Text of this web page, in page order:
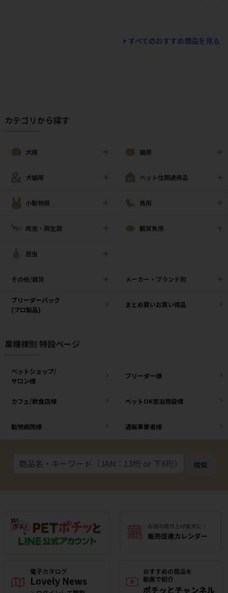
すべてのおすすめ商品を見る
カテゴリから探す
犬用 猫用
犬猫用 ペット住関連用品
小動物用 鳥用
爬虫・両生類 観賞魚用
昆虫
その他/雑貨 メーカー・ブランド別
ブリーダーパック
(プロ製品)
まとめ買いお買い得品
業種様別 特設ページ
ペットショップ/
サロン様
ブリーダー様
カフェ/飲食店様 ペットOK宿泊施設様
動物病院様 通販事業者様
検索